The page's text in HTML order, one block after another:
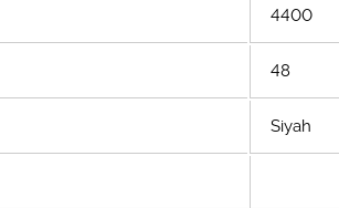
4400
48
Siyah